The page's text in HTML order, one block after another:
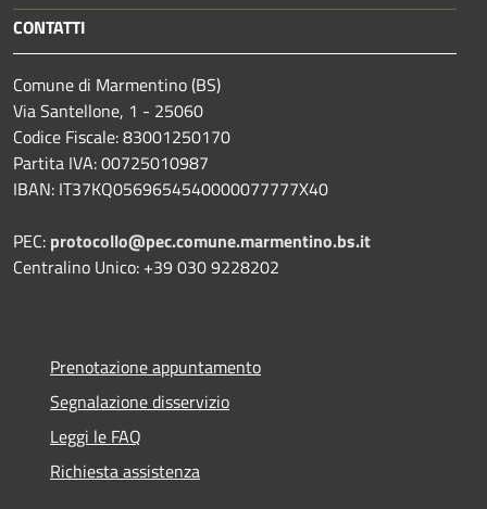
CONTATTI
Comune di Marmentino (BS)
Via Santellone, 1 - 25060
Codice Fiscale: 83001250170
Partita IVA: 00725010987
IBAN: IT37KQ0569654540000077777X40
PEC: protocollo@pec.comune.marmentino.bs.it
Centralino Unico: +39 030 9228202
Prenotazione appuntamento
Segnalazione disservizio
Leggi le FAQ
Richiesta assistenza